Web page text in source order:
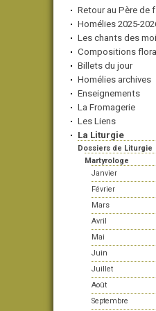
Retour au Père de
Homélies 2025-
Les chants des
Compositions
Billets du jour
Homélies archives
Enseignements
La Fromagerie
Les Liens
La Liturgie
Dossiers de Liturgie
Martyrologe
Janvier
Février
Mars
Avril
Mai
Juin
Juillet
Août
Septembre